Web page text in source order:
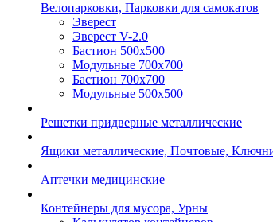
Велопарковки, Парковки для самокатов
Эверест
Эверест V-2.0
Бастион 500х500
Модульные 700х700
Бастион 700х700
Модульные 500х500
Решетки придверные металлические
Ящики металлические, Почтовые,
Аптечки медицинские
Контейнеры для мусора, Урны